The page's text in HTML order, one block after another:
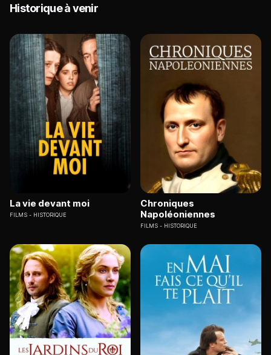
Historique à venir
La vie devant moi
FILMS HISTORIQUE
Chroniques
Napoléoniennes
FILMS HISTORIQUE